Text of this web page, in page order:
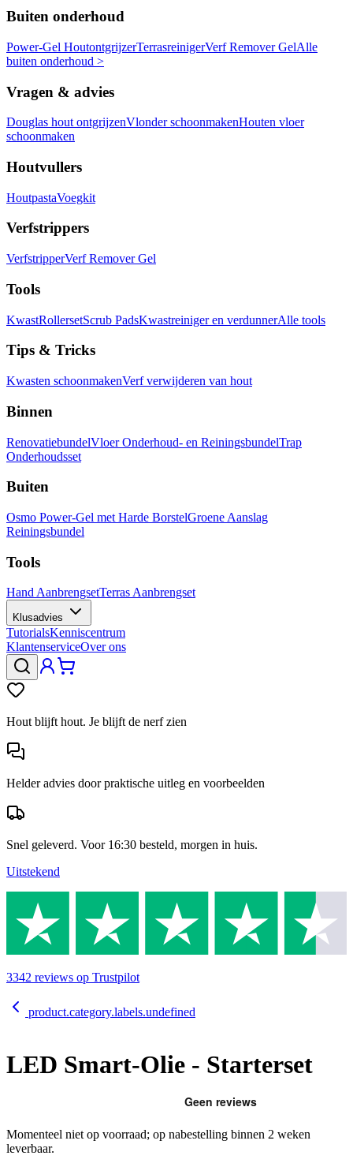
Buiten onderhoud
Power-Gel HoutontgrijzerTerrasreinigerVerf Remover GelAlle
buiten onderhoud >
Vragen & advies
Douglas hout ontgrijzenVlonder schoonmakenHouten vloer
schoonmaken
Houtvullers
HoutpastaVoegkit
Verfstrippers
VerfstripperVerf Remover Gel
Tools
KwastRollersetScrub PadsKwastreiniger en verdunnerAlle tools
Tips & Tricks
Kwasten schoonmakenVerf verwijderen van hout
Binnen
RenovatiebundelVloer Onderhoud- en ReiningsbundelTrap
Onderhoudsset
Buiten
Osmo Power-Gel met Harde BorstelGroene Aanslag
Reiningsbundel
Tools
Hand AanbrengsetTerras Aanbrengset
Klusadvies
TutorialsKenniscentrum
KlantenserviceOver ons
Hout blijft hout. Je blijft de nerf zien
Helder advies door praktische uitleg en voorbeelden
Snel geleverd. Voor 16:30 besteld, morgen in huis.
Uitstekend
3342 reviews op Trustpilot
product.category.labels.undefined
LED Smart-Olie - Starterset
Momenteel niet op voorraad; op nabestelling binnen 2 weken
leverbaar.